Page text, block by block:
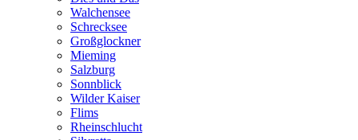
Walchensee
Schrecksee
Großglockner
Mieming
Salzburg
Sonnblick
Wilder Kaiser
Flims
Rheinschlucht